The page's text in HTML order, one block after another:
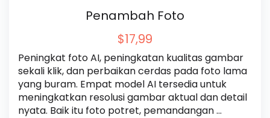
Penambah Foto
$17,99
Peningkat foto AI, peningkatan kualitas gambar
sekali klik, dan perbaikan cerdas pada foto lama
yang buram. Empat model AI tersedia untuk
meningkatkan resolusi gambar aktual dan detail
nyata. Baik itu foto potret, pemandangan